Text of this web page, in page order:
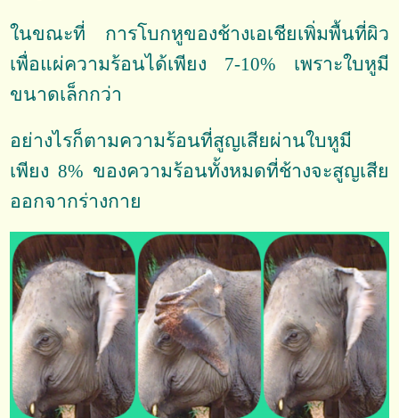
ในขณะที่ การโบกหูของช้างเอเชียเพิ่มพื้นที่ผิว
เพื่อแผ่ความร้อนได้เพียง 7-10% เพราะใบหูมี
ขนาดเล็กกว่า
อย่างไรก็ตามความร้อนที่สูญเสียผ่านใบหูมี
เพียง 8% ของความร้อนทั้งหมดที่ช้างจะสูญเสีย
ออกจากร่างกาย